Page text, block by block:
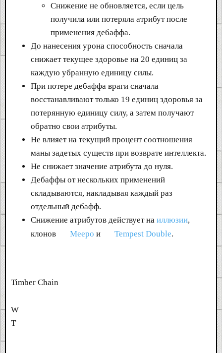
Снижение не обновляется, если цель
получила или потеряла атрибут после
применения дебаффа.
До нанесения урона способность сначала
снижает текущее здоровье на 20 единиц за
каждую убранную единицу силы.
При потере дебаффа враги сначала
восстанавливают только 19 единиц здоровья за
потерянную единицу силу, а затем получают
обратно свои атрибуты.
Не влияет на текущий процент соотношения
маны задетых существ при возврате интеллекта.
Не снижает значение атрибута до нуля.
Дебаффы от нескольких применений
складываются, накладывая каждый раз
отдельный дебафф.
Снижение атрибутов действует на иллюзии,
клонов
Meepo и Tempest Double.
Timber Chain
W
T